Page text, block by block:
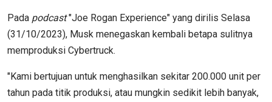
Pada podcast"Joe Rogan Experience" yang dirilis Selasa
(31/10/2023), Musk menegaskan kembali betapa sulitnya
memproduksi Cybertruck.
"Kami bertujuan untuk menghasilkan sekitar 200.000 unit per
tahun pada titik produksi, atau mungkin sedikit lebih banyak,